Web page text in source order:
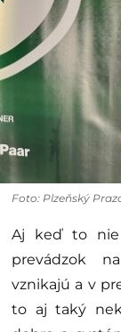
Foto: Plzeňský
Aj keď to nie
prevádzok
vznikajú a v
to aj taký